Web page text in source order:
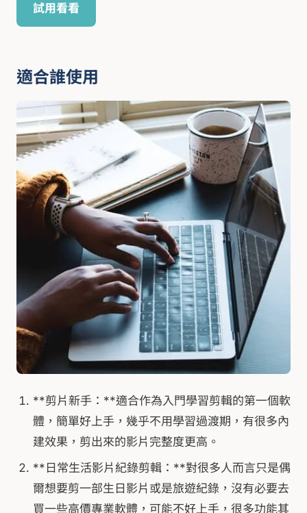
試用看看
適合誰使用
**剪片新手：**適合作為入門學習剪輯的第一個軟
體，簡單好上手，幾乎不用學習過渡期，有很多內
建效果，剪出來的影片完整度更高。
**日常生活影片紀錄剪輯：**對很多人而言只是偶
爾想要剪一部生日影片或是旅遊紀錄，沒有必要去
買一些高價專業軟體，可能不好上手，很多功能其